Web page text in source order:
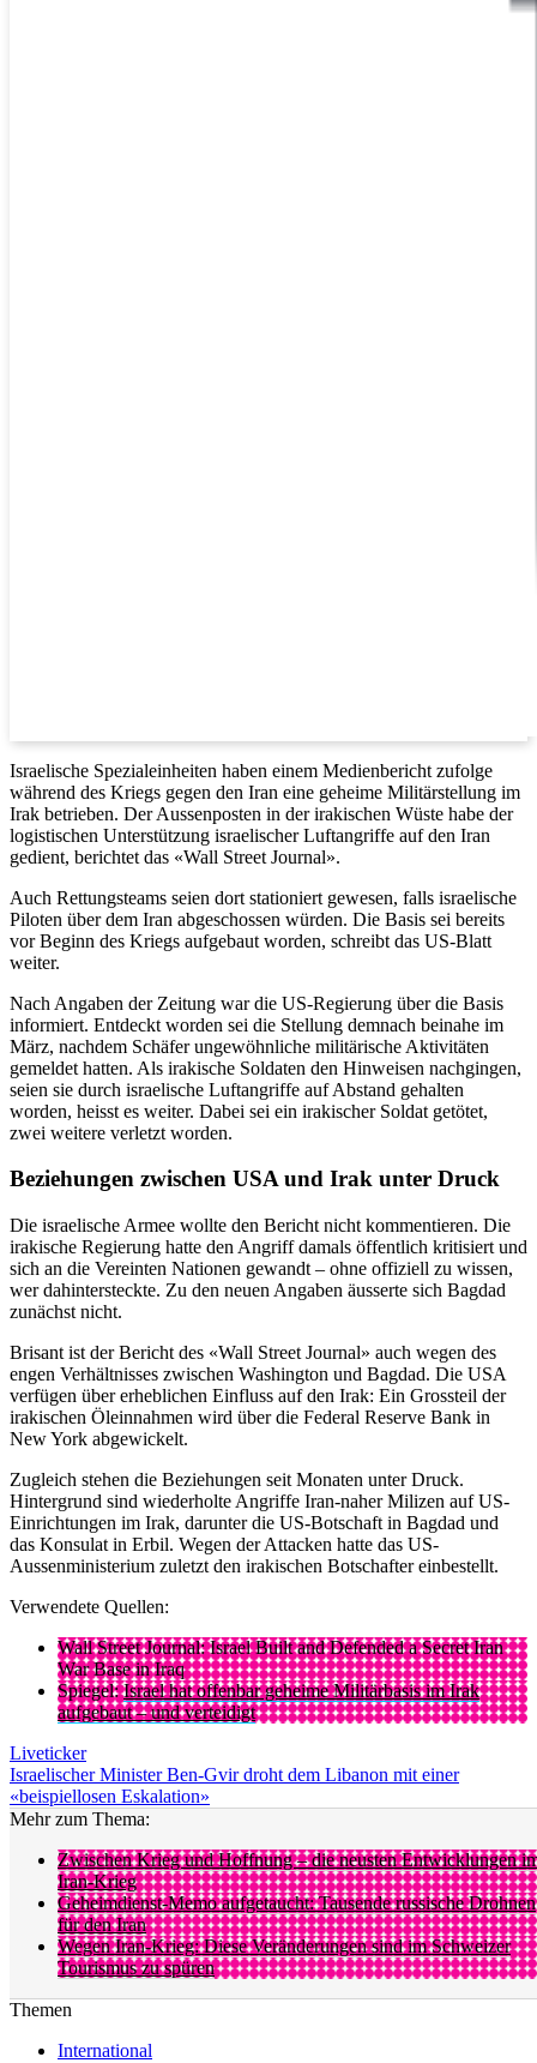
Israelische Spezialeinheiten haben einem Medienbericht zufolge
während des Kriegs gegen den Iran eine geheime Militärstellung im
Irak betrieben. Der Aussenposten in der irakischen Wüste habe der
logistischen Unterstützung israelischer Luftangriffe auf den Iran
gedient, berichtet das «Wall Street Journal».
Auch Rettungsteams seien dort stationiert gewesen, falls israelische
Piloten über dem Iran abgeschossen würden. Die Basis sei bereits
vor Beginn des Kriegs aufgebaut worden, schreibt das US-Blatt
weiter.
Nach Angaben der Zeitung war die US-Regierung über die Basis
informiert. Entdeckt worden sei die Stellung demnach beinahe im
März, nachdem Schäfer ungewöhnliche militärische Aktivitäten
gemeldet hatten. Als irakische Soldaten den Hinweisen nachgingen,
seien sie durch israelische Luftangriffe auf Abstand gehalten
worden, heisst es weiter. Dabei sei ein irakischer Soldat getötet,
zwei weitere verletzt worden.
Beziehungen zwischen USA und Irak unter Druck
Die israelische Armee wollte den Bericht nicht kommentieren. Die
irakische Regierung hatte den Angriff damals öffentlich kritisiert und
sich an die Vereinten Nationen gewandt – ohne offiziell zu wissen,
wer dahintersteckte. Zu den neuen Angaben äusserte sich Bagdad
zunächst nicht.
Brisant ist der Bericht des «Wall Street Journal» auch wegen des
engen Verhältnisses zwischen Washington und Bagdad. Die USA
verfügen über erheblichen Einfluss auf den Irak: Ein Grossteil der
irakischen Öleinnahmen wird über die Federal Reserve Bank in
New York abgewickelt.
Zugleich stehen die Beziehungen seit Monaten unter Druck.
Hintergrund sind wiederholte Angriffe Iran-naher Milizen auf US-
Einrichtungen im Irak, darunter die US-Botschaft in Bagdad und
das Konsulat in Erbil. Wegen der Attacken hatte das US-
Aussenministerium zuletzt den irakischen Botschafter einbestellt.
Verwendete Quellen:
Wall Street Journal: Israel Built and Defended a Secret Iran
War Base in Iraq
Spiegel:Israel hat offenbar geheime Militärbasis im Irak
aufgebaut – und verteidigt
Liveticker
Israelischer Minister Ben-Gvir droht dem Libanon mit einer
«beispiellosen Eskalation»
Mehr zum Thema:
Zwischen Krieg und Hoffnung – die neusten Entwicklungen
Iran-Krieg
Geheimdienst-Memo aufgetaucht: Tausende russische Drohnen
für den Iran
Wegen Iran-Krieg: Diese Veränderungen sind im Schweizer
Tourismus zu spüren
Themen
International